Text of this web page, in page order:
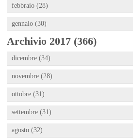
febbraio (28)
gennaio (30)
Archivio 2017 (366)
dicembre (34)
novembre (28)
ottobre (31)
settembre (31)
agosto (32)